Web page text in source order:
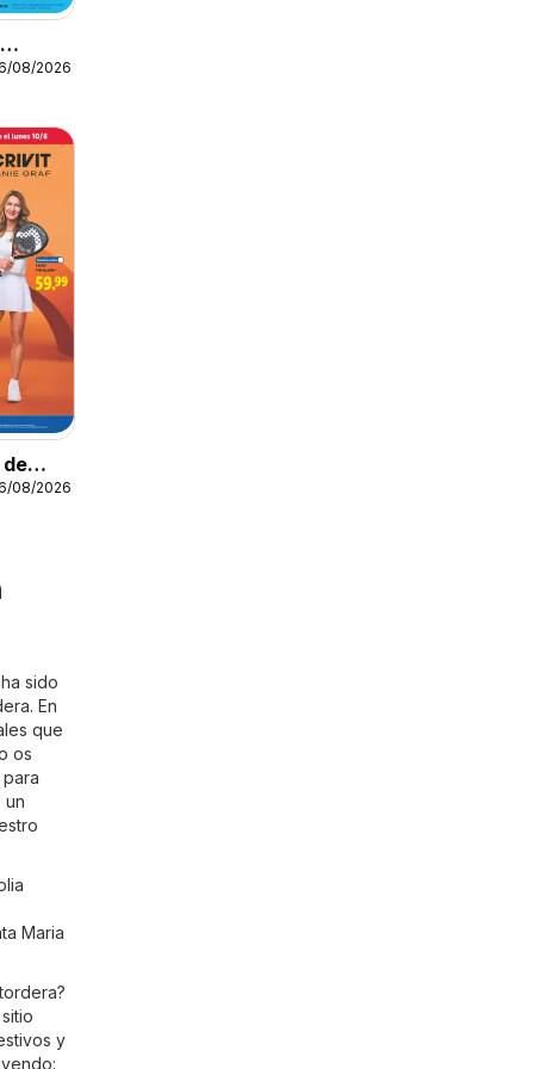
08/2026
de
08/2026
sido
En
que
os
un
Maria
y